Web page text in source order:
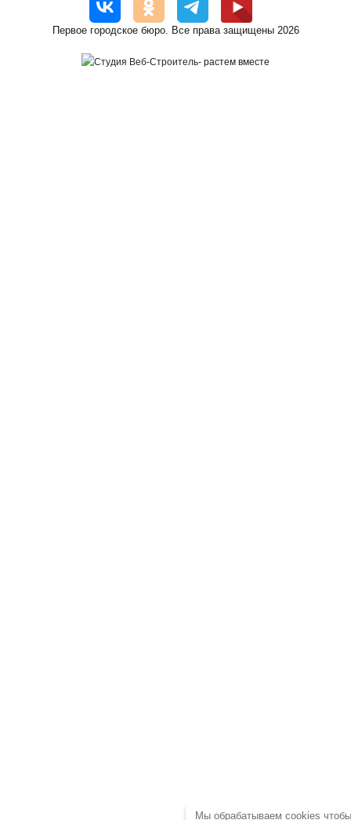
Первое городское бюро. Все права защищены 2026
- растем вместе
Мы обрабатываем cookies чтобы